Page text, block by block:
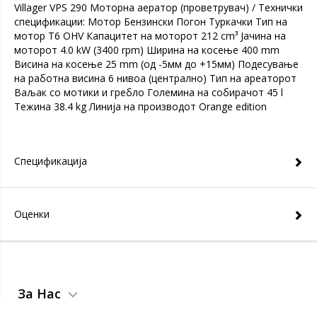
Villager VPS 290 Моторна аератор (проветрувач) / Технички
спецификации: Мотор Бензински Погон Туркачки Тип на
мотор T6 OHV Капацитет на моторот 212 cm³ Јачина на
моторот 4.0 kW (3400 rpm) Ширина на косење 400 mm
Висина на косење 25 mm (од -5мм до +15мм) Подесување
на работна висина 6 нивоа (централно) Тип на ареаторот
Ваљак со мотики и гребло Големина на собирачот 45 l
Тежина 38.4 kg Линија на производот Orange edition
Спецификација
Оценки
За Нас